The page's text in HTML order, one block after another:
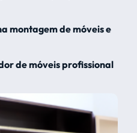
montagem de móveis e
de móveis profissional